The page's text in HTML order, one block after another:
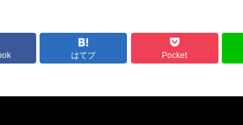
はてブ Pocket